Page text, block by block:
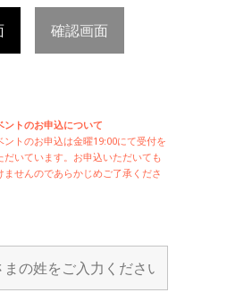
確認画面
ントのお申込について
ントのお申込は金曜19:00にて受付を
だいています。お申込いただいても
ませんのであらかじめご了承くださ